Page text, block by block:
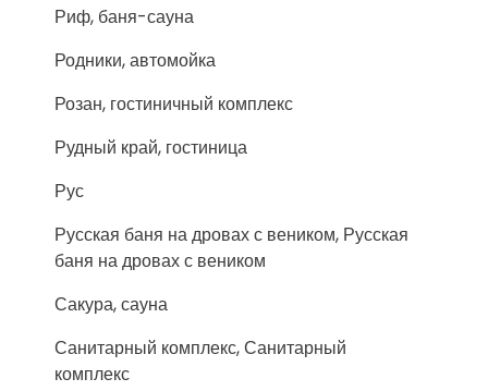
Риф, баня-сауна
Родники, автомойка
Розан, гостиничный комплекс
Рудный край, гостиница
Рус
Русская баня на дровах с веником, Русская
баня на дровах с веником
Сакура, сауна
Санитарный комплекс, Санитарный
комплекс